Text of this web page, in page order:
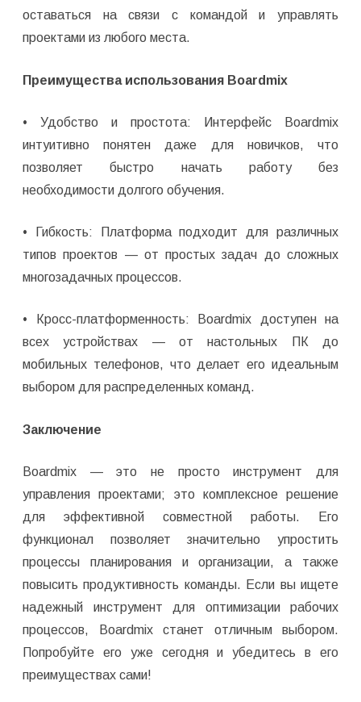
оставаться на связи с командой и управлять
проектами из любого места.
Преимущества использования Boardmix
• Удобство и простота: Интерфейс Boardmix
интуитивно понятен даже для новичков, что
позволяет быстро начать работу без
необходимости долгого обучения.
• Гибкость: Платформа подходит для различных
типов проектов — от простых задач до сложных
многозадачных процессов.
• Кросс-платформенность: Boardmix доступен на
всех устройствах — от настольных ПК до
мобильных телефонов, что делает его идеальным
выбором для распределенных команд.
Заключение
Boardmix — это не просто инструмент для
управления проектами; это комплексное решение
для эффективной совместной работы. Его
функционал позволяет значительно упростить
процессы планирования и организации, а также
повысить продуктивность команды. Если вы ищете
надежный инструмент для оптимизации рабочих
процессов, Boardmix станет отличным выбором.
Попробуйте его уже сегодня и убедитесь в его
преимуществах сами!